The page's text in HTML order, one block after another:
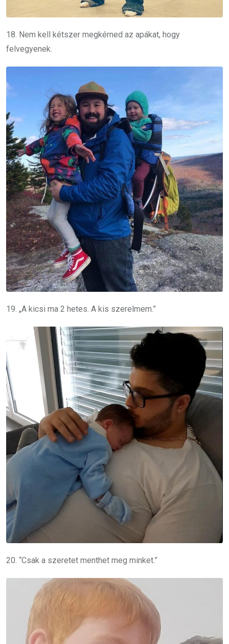
18. Nem kell kétszer megkérned az apákat, hogy
felvegyenek.
19. „A kicsi ma 2 hetes. A kis szerelmem.”
20. “Csak a szeretet menthet meg minket.”